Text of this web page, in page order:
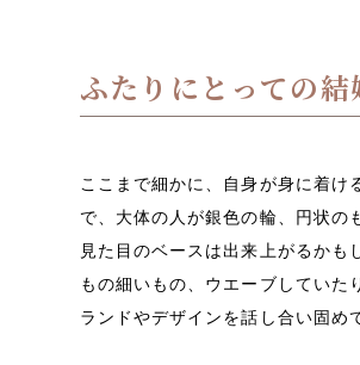
ふたりにとっての結
ここまで細かに、自身が身に着け
で、大体の人が銀色の輪、円状の
見た目のベースは出来上がるか
もの細いもの、ウエーブしてい
ランドやデザインを話し合い固め